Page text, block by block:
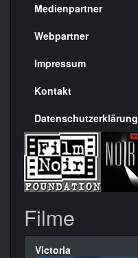
Menülinks
rechte
Seite
Medienpartner
Webpartner
Impressum
Kontakt
Datenschutzerklärung
Filme
Victoria